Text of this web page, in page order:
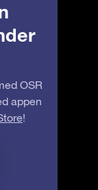
OSR
appen
!